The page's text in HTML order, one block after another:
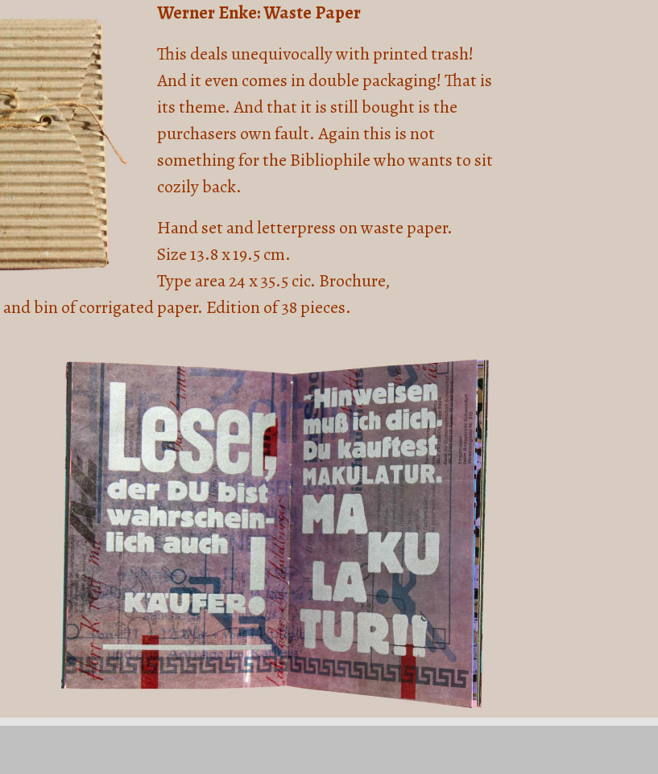
Werner Enke: Waste Paper
This deals unequivocally with printed trash!
And it even comes in double packaging! That is
its theme. And that it is still bought is the
purchasers own fault. Again this is not
something for the Bibliophile who wants to sit
cozily back.
Hand set and letterpress on waste paper.
Size 13.8 x 19.5 cm.
Type area 24 x 35.5 cic. Brochure,
and bin of corrigated paper. Edition of 38 pieces.